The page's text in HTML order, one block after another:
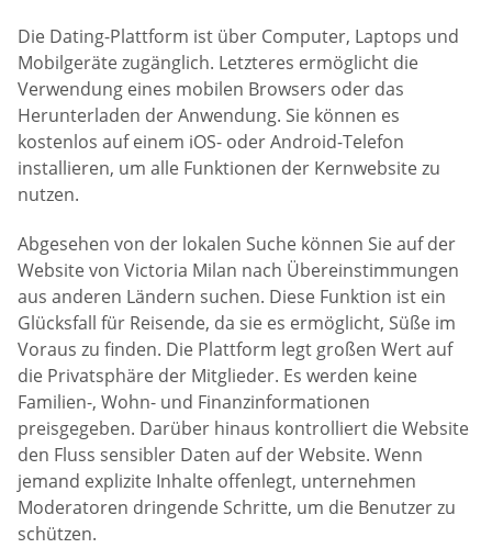
Die Dating-Plattform ist über Computer, Laptops und
Mobilgeräte zugänglich. Letzteres ermöglicht die
Verwendung eines mobilen Browsers oder das
Herunterladen der Anwendung. Sie können es
kostenlos auf einem iOS- oder Android-Telefon
installieren, um alle Funktionen der Kernwebsite zu
nutzen.
Abgesehen von der lokalen Suche können Sie auf der
Website von Victoria Milan nach Übereinstimmungen
aus anderen Ländern suchen. Diese Funktion ist ein
Glücksfall für Reisende, da sie es ermöglicht, Süße im
Voraus zu finden. Die Plattform legt großen Wert auf
die Privatsphäre der Mitglieder. Es werden keine
Familien-, Wohn- und Finanzinformationen
preisgegeben. Darüber hinaus kontrolliert die Website
den Fluss sensibler Daten auf der Website. Wenn
jemand explizite Inhalte offenlegt, unternehmen
Moderatoren dringende Schritte, um die Benutzer zu
schützen.